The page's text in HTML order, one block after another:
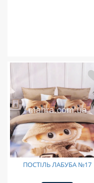
ПОСТІЛЬ ЛАБУБА №17